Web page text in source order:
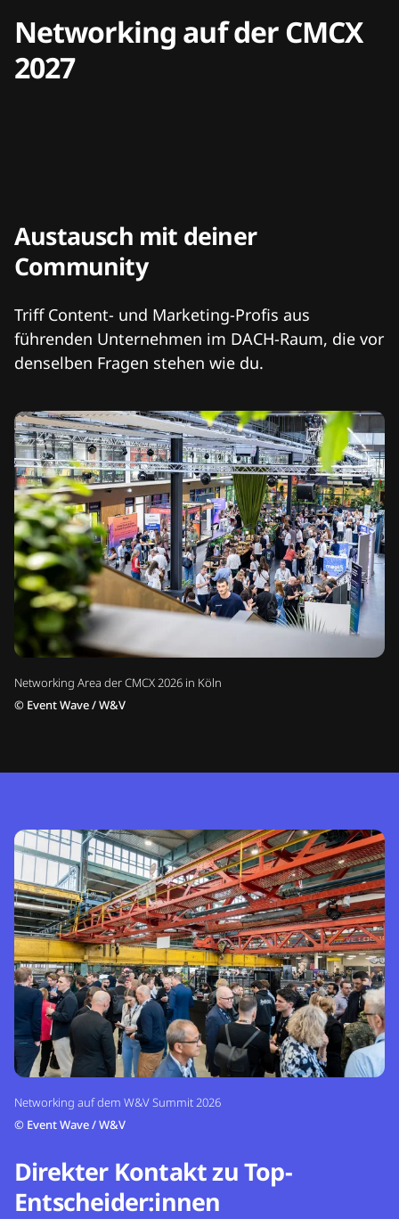
Networking auf der CMCX
2027
Networking Area der CMCX 2026 in Köln
© Event Wave / W&V
Austausch mit deiner
Community
Triff Content- und Marketing-Profis aus
führenden Unternehmen im DACH-Raum, die vor
denselben Fragen stehen wie du.
Networking auf dem W&V Summit 2026
© Event Wave / W&V
Direkter Kontakt zu Top-
Entscheider:innen